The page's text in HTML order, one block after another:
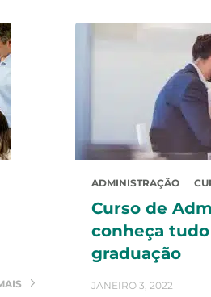
ADMINISTRAÇÃO
Curso de
conheça
graduação
JANEIRO 3, 2022